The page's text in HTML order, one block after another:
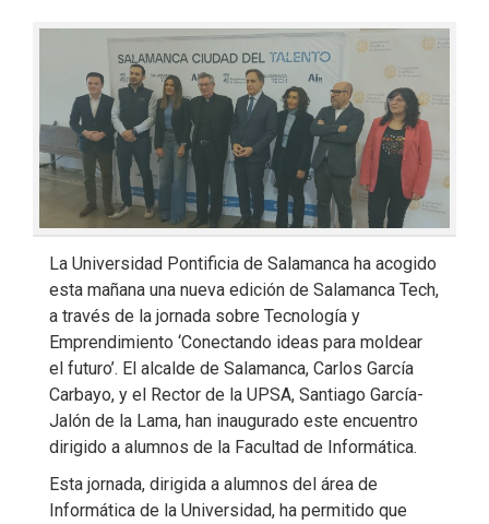
La Universidad Pontificia de Salamanca ha acogido
esta mañana una nueva edición de Salamanca Tech,
a través de la jornada sobre Tecnología y
Emprendimiento ‘Conectando ideas para moldear
el futuro’. El alcalde de Salamanca, Carlos García
Carbayo, y el Rector de la UPSA, Santiago García-
Jalón de la Lama, han inaugurado este encuentro
dirigido a alumnos de la Facultad de Informática.
Esta jornada, dirigida a alumnos del área de
Informática de la Universidad, ha permitido que